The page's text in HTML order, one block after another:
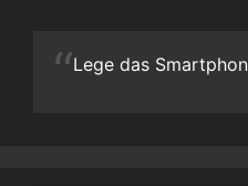
“Lege das